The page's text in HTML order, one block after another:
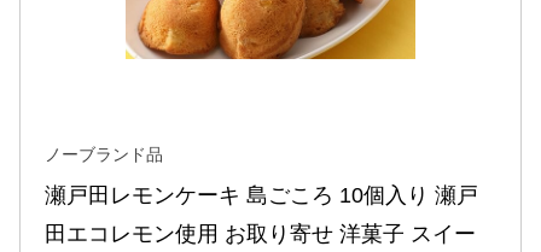
ノーブランド品
瀬戸田レモンケーキ 島ごころ 10個入り 瀬戸
田エコレモン使用 お取り寄せ 洋菓子 スイー